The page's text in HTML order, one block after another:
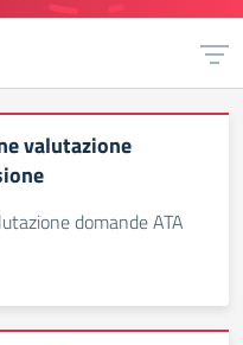
valutazione
domande ATA